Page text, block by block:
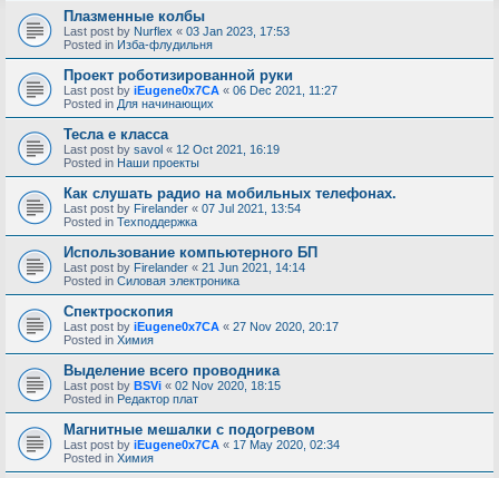
Плазменные колбы
Last post by Nurflex « 03 Jan 2023, 17:53
Posted in Изба-флудильня
Проект роботизированной руки
Last post by iEugene0x7CA « 06 Dec 2021, 11:27
Posted in Для начинающих
Тесла е класса
Last post by savol « 12 Oct 2021, 16:19
Posted in Наши проекты
Как слушать радио на мобильных телефонах.
Last post by Firelander « 07 Jul 2021, 13:54
Posted in Техподдержка
Использование компьютерного БП
Last post by Firelander « 21 Jun 2021, 14:14
Posted in Силовая электроника
Спектроскопия
Last post by iEugene0x7CA « 27 Nov 2020, 20:17
Posted in Химия
Выделение всего проводника
Last post by BSVi « 02 Nov 2020, 18:15
Posted in Редактор плат
Магнитные мешалки с подогревом
Last post by iEugene0x7CA « 17 May 2020, 02:34
Posted in Химия